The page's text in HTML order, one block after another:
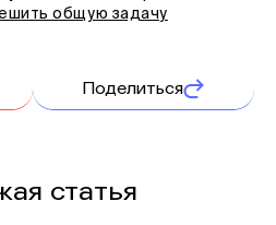
общую задачу
Поделиться
статья